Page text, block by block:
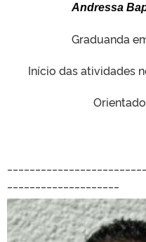
Andressa
Graduanda
Início das atividades